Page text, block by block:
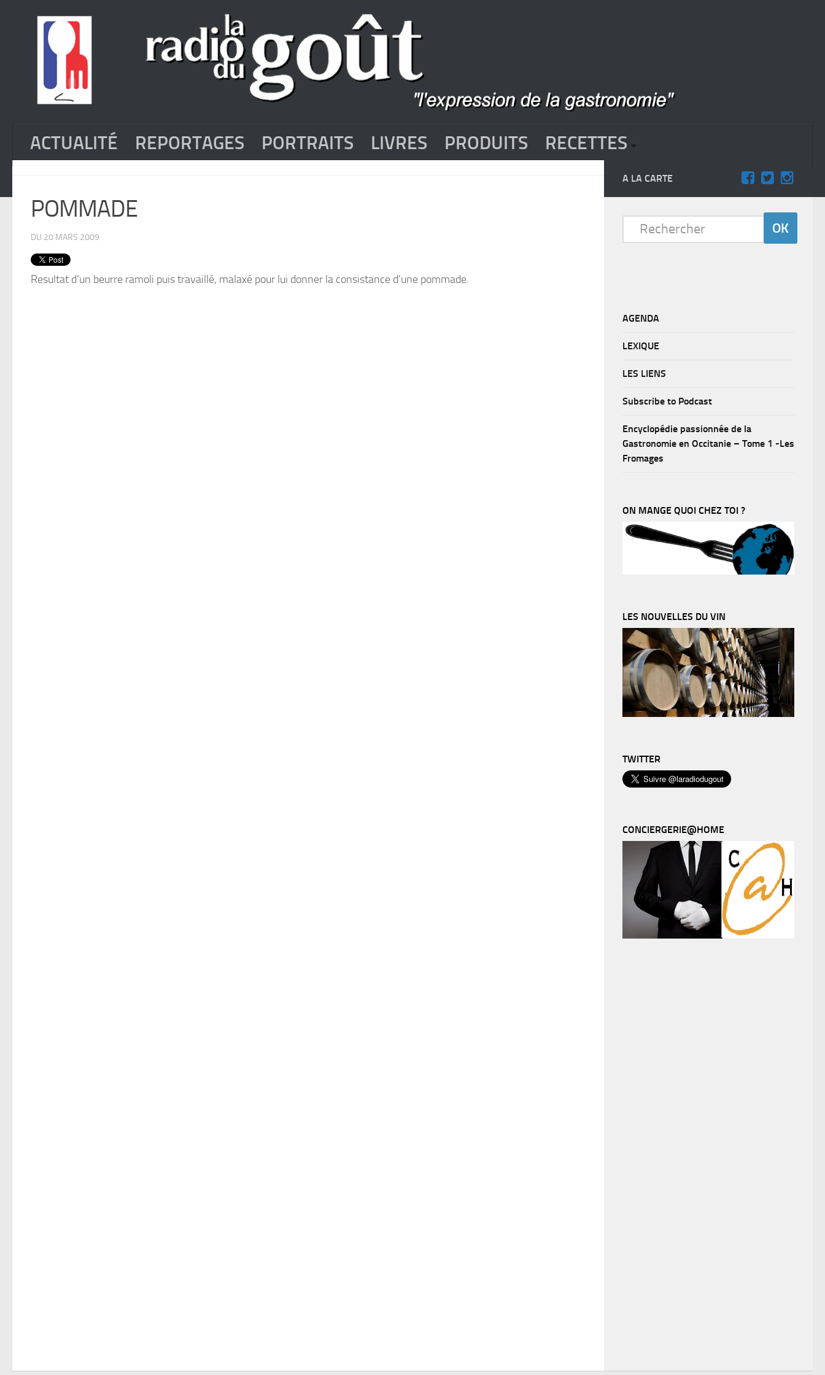
ACTUALITÉ REPORTAGES PORTRAITS LIVRES PRODUITS RECETTES
POMMADE
DU 20 MARS 2009
Resultat d’un beurre ramoli puis travaillé, malaxé pour lui donner la consistance d’une pommade.
A LA CARTE
AGENDA
LEXIQUE
LES LIENS
Subscribe to Podcast
Encyclopédie passionnée de la
Gastronomie en Occitanie – Tome 1 -Les
Fromages
ON MANGE QUOI CHEZ TOI ?
LES NOUVELLES DU VIN
TWITTER
CONCIERGERIE@HOME